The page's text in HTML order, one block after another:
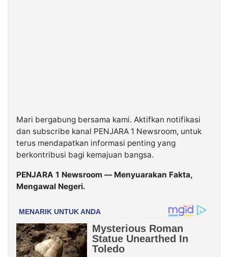
Mari bergabung bersama kami. Aktifkan notifikasi
dan subscribe kanal PENJARA 1 Newsroom, untuk
terus mendapatkan informasi penting yang
berkontribusi bagi kemajuan bangsa.
PENJARA 1 Newsroom — Menyuarakan Fakta,
Mengawal Negeri.